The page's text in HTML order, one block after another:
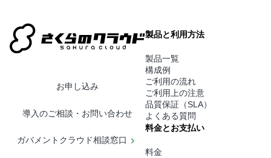
お申し込み
導入のご相談・お問い合わせ
ガバメントクラウド相談窓口
製品と利用方法
製品一覧
構成例
ご利用の流れ
ご利用上の注意
品質保証（SLA）
よくある質問
料金とお支払い
料金